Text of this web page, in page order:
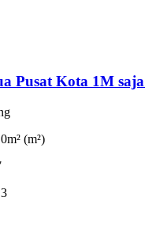
Pusat Kota 1M saja
(m²)